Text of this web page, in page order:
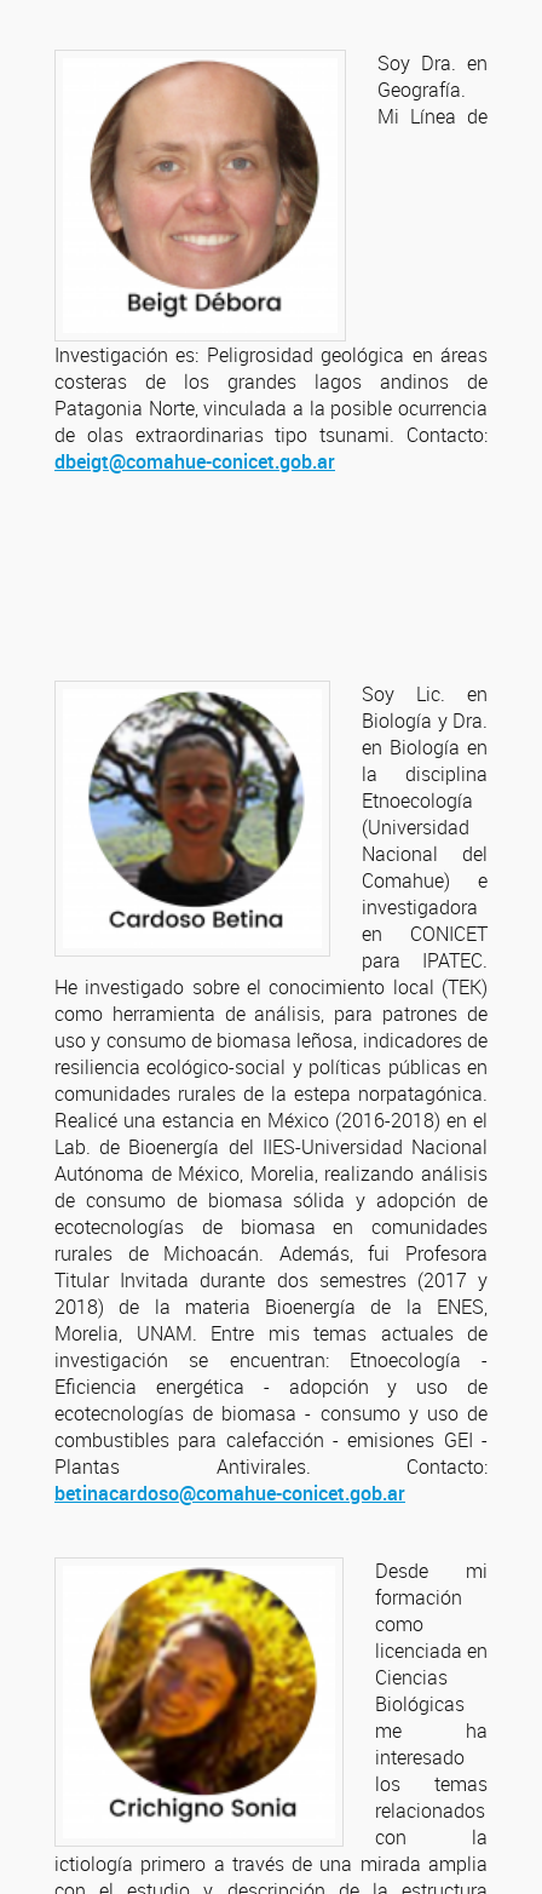
Soy Dra. en
Geografía.
Mi Línea de
Investigación es: Peligrosidad geológica en áreas
costeras de los grandes lagos andinos de
Patagonia Norte, vinculada a la posible ocurrencia
de olas extraordinarias tipo tsunami. Contacto:
dbeigt@comahue-conicet.gob.ar
Soy Lic. en
Biología y Dra.
en Biología en
la disciplina
Etnoecología
(Universidad
Nacional del
Comahue) e
investigadora
en CONICET
para IPATEC.
He investigado sobre el conocimiento local (TEK)
como herramienta de análisis, para patrones de
uso y consumo de biomasa leñosa, indicadores de
resiliencia ecológico-social y políticas públicas en
comunidades rurales de la estepa norpatagónica.
Realicé una estancia en México (2016-2018) en el
Lab. de Bioenergía del IIES-Universidad Nacional
Autónoma de México, Morelia, realizando análisis
de consumo de biomasa sólida y adopción de
ecotecnologías de biomasa en comunidades
rurales de Michoacán. Además, fui Profesora
Titular Invitada durante dos semestres (2017 y
2018) de la materia Bioenergía de la ENES,
Morelia, UNAM. Entre mis temas actuales de
investigación se encuentran: Etnoecología -
Eficiencia energética - adopción y uso de
ecotecnologías de biomasa - consumo y uso de
combustibles para calefacción - emisiones GEI -
Plantas Antivirales. Contacto:
betinacardoso@comahue-conicet.gob.ar
Desde mi
formación
como
licenciada en
Ciencias
Biológicas
me ha
interesado
los temas
relacionados
con la
ictiología primero a través de una mirada amplia